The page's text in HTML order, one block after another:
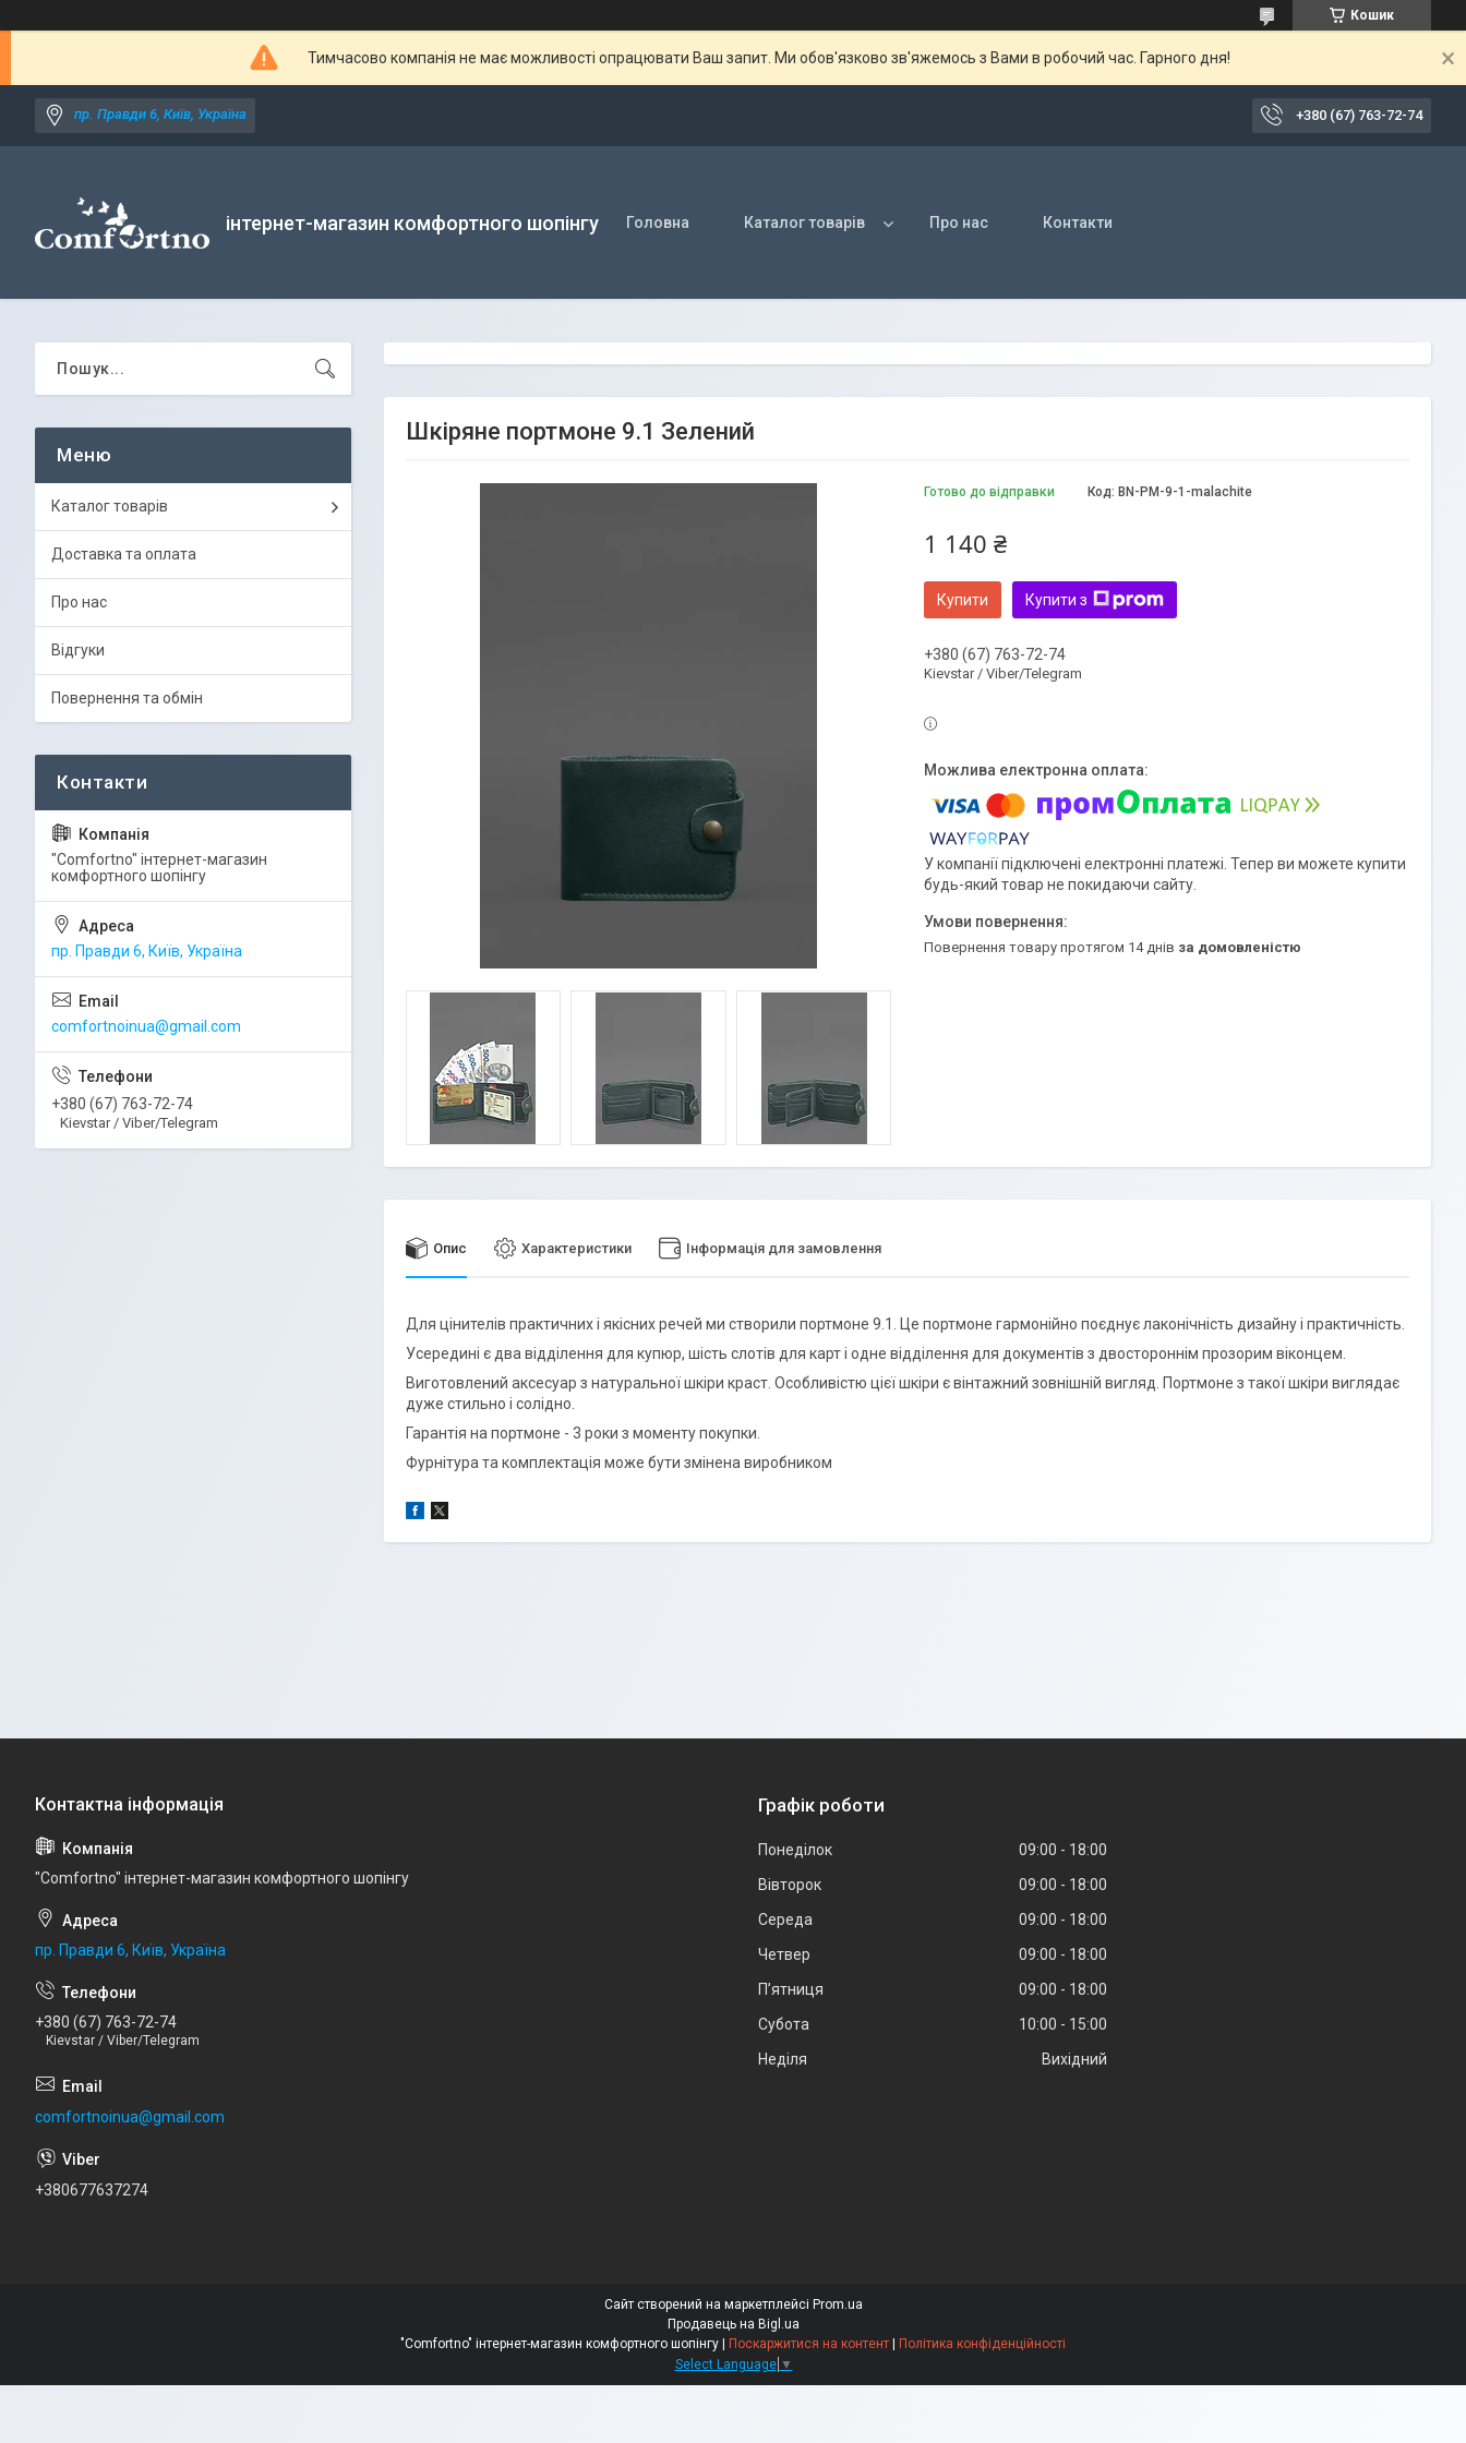
Кошик
Тимчасово компанія не має можливості опрацювати Ваш запит. Ми обов'язково зв'яжемось з Вами в робочий час. Гарного дня!
пр. Правди 6, Київ, Україна +380 (67) 763-72-74
інтернет-магазин комфортного шопінгу Головна Каталог товарів Про нас Контакти
Шкіряне портмоне 9.1 Зелений
Готово до відправки Код: BN-PM-9-1-malachite
1 140 ₴
Купити Купити з
+380 (67) 763-72-74
Kievstar / Viber/Telegram
У компанії підключені електронні платежі. Тепер ви можете купити
будь-який товар не покидаючи сайту.
повернення товару протягом 14 днів за домовленістю
Опис Характеристики Інформація для замовлення
Для цінителів практичних і якісних речей ми створили портмоне 9.1. Це портмоне гармонійно поєднує лаконічність дизайну і практичність.
Усередині є два відділення для купюр, шість слотів для карт і одне відділення для документів з двостороннім прозорим віконцем.
Виготовлений аксесуар з натуральної шкіри краст. Особливістю цієї шкіри є вінтажний зовнішній вигляд. Портмоне з такої шкіри виглядає
дуже стильно і солідно.
Гарантія на портмоне - 3 роки з моменту покупки.
Фурнітура та комплектація може бути змінена виробником
Каталог товарів
Доставка та оплата
Про нас
Відгуки
Повернення та обмін
"Comfortno" інтернет-магазин
комфортного шопінгу
пр. Правди 6, Київ, Україна
comfortnoinua@gmail.com
+380 (67) 763-72-74
Kievstar / Viber/Telegram
"Comfortno" інтернет-магазин комфортного шопінгу
пр. Правди 6, Київ, Україна
+380 (67) 763-72-74
Kievstar / Viber/Telegram
comfortnoinua@gmail.com
+380677637274
Графік роботи
Понеділок 09:00
18:00
Вівторок
09:00
18:00
Середа
09:00
18:00
Четвер
09:00
18:00
Пʼятниця
09:00
18:00
Субота
10:00
15:00
Неділя
Вихідний
Сайт створений на маркетплейсі Prom.ua
Продавець на Bigl.ua
Поскаржитися на контент
Політика конфіденційності
Select Language ▼